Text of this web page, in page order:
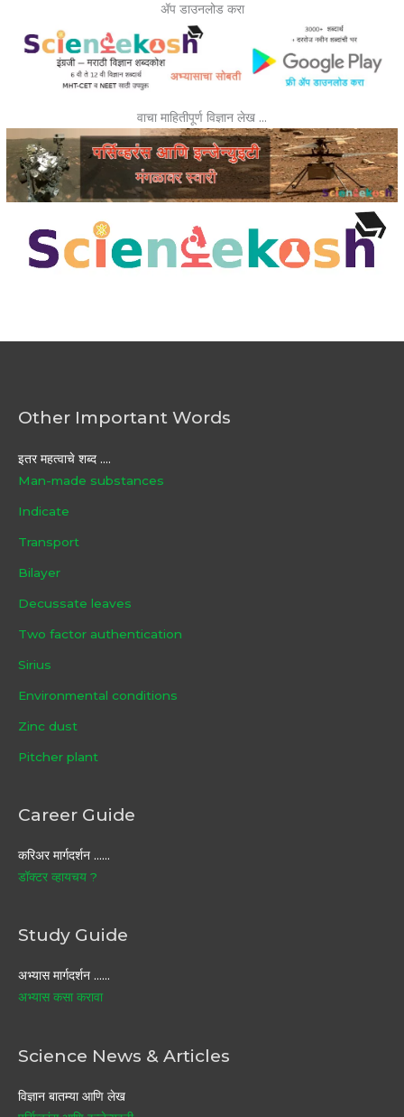
ॲप डाउनलोड करा
वाचा माहितीपूर्ण विज्ञान लेख …
Other Important Words
इतर महत्वाचे शब्द ....
Man-made substances
Indicate
Transport
Bilayer
Decussate leaves
Two factor authentication
Sirius
Environmental conditions
Zinc dust
Pitcher plant
Career Guide
करिअर मार्गदर्शन ……
डॉक्टर व्हायचय ?
Study Guide
अभ्यास मार्गदर्शन ……
अभ्यास कसा करावा
Science News & Articles
विज्ञान बातम्या आणि लेख